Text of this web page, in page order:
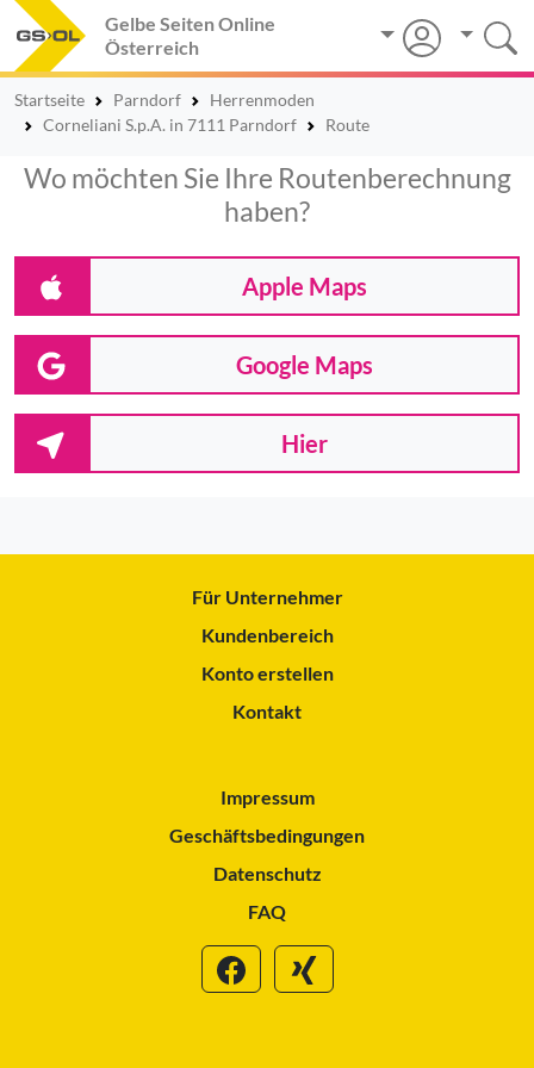
Gelbe Seiten Online
Österreich
Startseite Parndorf
Herrenmoden
Corneliani S.p.A. in 7111 Parndorf
Route
Wo möchten Sie Ihre Routenberechnung
haben?
Apple Maps
Google Maps
Hier
Für Unternehmer
Kundenbereich
Konto erstellen
Kontakt
Impressum
Geschäftsbedingungen
Datenschutz
FAQ